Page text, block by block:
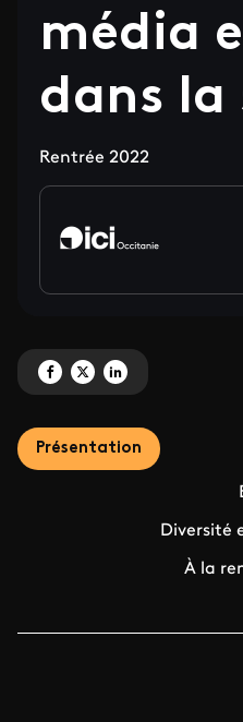
média
dans la
Rentrée 2022
Partagez 'France 3 Occitanie, un
Partagez 'France 3
Partagez 'France 3
Présentation
Diversité
À la